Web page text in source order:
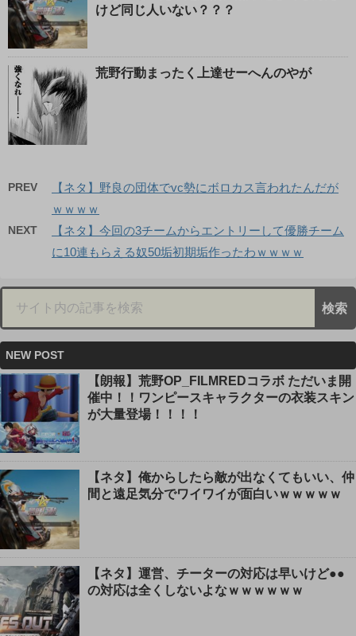
けど同じ人いない？？？
荒野行動まったく上達せーへんのやが
PREV
【ネタ】野良の団体でvc勢にボロカス言われたんだが
ｗｗｗｗ
NEXT
【ネタ】今回の3チームからエントリーして優勝チーム
に10連もらえる奴50垢初期垢作ったわｗｗｗｗ
NEW POST
【朗報】荒野OP_FILMREDコラボ ただいま開
催中！！ワンピースキャラクターの衣装スキン
が大量登場！！！！
【ネタ】俺からしたら敵が出なくてもいい、仲
間と遠足気分でワイワイが面白いｗｗｗｗｗ
【ネタ】運営、チーターの対応は早いけど●●
の対応は全くしないよなｗｗｗｗｗｗ